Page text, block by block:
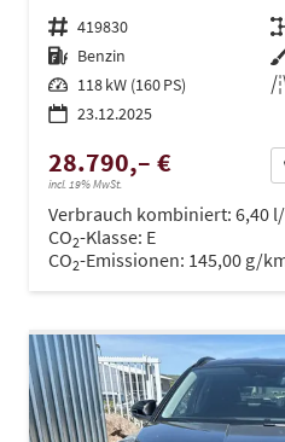
Fahrzeugnr. 419830
Kraftstoff Benzin
Leistung 118 kW (160 PS)
23.12.2025
28.790,– €
incl. 19% MwSt.
Verbrauch kombiniert: 6,40
CO2-Klasse: E
CO2-Emissionen: 145,00 g/